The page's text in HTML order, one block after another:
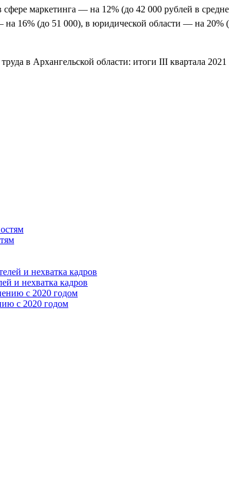
маркетинга — на 12% (до 42 000 рублей в
16% (до 51 000), в юридической области — на 20%
и нехватка кадров
с 2020 годом